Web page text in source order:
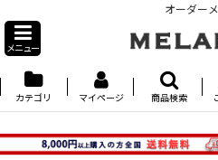
オーダー
メニュー
カテゴリ マイページ 商品検索